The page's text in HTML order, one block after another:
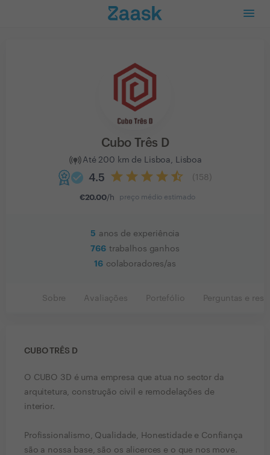
Cubo Três D
Até 200 km de Lisboa, Lisboa
4.5 158
check_circle
€20.00/h preço médio estimado
5 anos de experiência
766 trabalhos ganhos
16 colaboradores/as
Sobre Avaliações Portefólio Perguntas e
CUBO TRÊS D
O CUBO 3D é uma empresa que atua no sector da
arquitetura, construção civil e remodelações de
interior.
Profissionalismo, Qualidade, Honestidade e Confiança
são a nossa base, são os alicerces e o que nos move.